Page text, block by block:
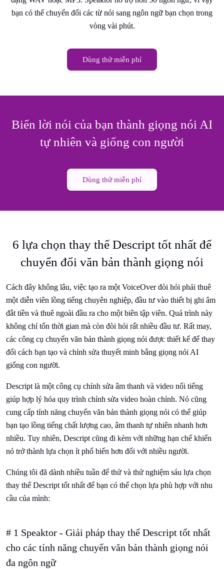
bạn có thể chuyển đổi các từ nói sang ngôn ngữ bạn chọn trong
vòng vài phút.
Dùng thử miễn phí
Biến lời nói của bạn thành giọng nói AI
tự nhiên và giống con người
Dùng thử miễn phí
6 lựa chọn thay thế Descript tốt nhất để
chuyển đổi văn bản thành giọng nói
Cách đây không lâu, việc tạo ra một VoiceOver đòi hỏi phải thuê
một diễn viên lồng tiếng chuyên nghiệp, đầu tư vào thiết bị ghi âm
đắt tiền và thuê ngoài đầu ra cho một biên tập viên. Quá trình này
không chỉ tốn thời gian mà còn đòi hỏi rất nhiều đầu tư. Rất may,
các công cụ chuyển văn bản thành giọng nói được thiết kế để thay
đổi cách bạn tạo và chỉnh sửa thuyết minh bằng giọng nói AI
giống con người.
Descript là một công cụ chỉnh sửa âm thanh và video nổi tiếng
giúp hợp lý hóa quy trình chỉnh sửa video hoàn chỉnh. Nó cũng
cung cấp tính năng chuyển văn bản thành giọng nói có thể giúp
bạn tạo lồng tiếng chất lượng cao, âm thanh tự nhiên nhanh hơn
nhiều. Tuy nhiên, Descript cũng đi kèm với những hạn chế khiến
nó trở thành lựa chọn ít phổ biến hơn đối với nhiều người.
Chúng tôi đã dành nhiều tuần để thử và thử nghiệm sáu lựa chọn
thay thế Descript tốt nhất để bạn có thể chọn lựa phù hợp với nhu
cầu của mình:
# 1 Speaktor - Giải pháp thay thế Descript tốt nhất
cho các tính năng chuyển văn bản thành giọng nói
đa ngôn ngữ